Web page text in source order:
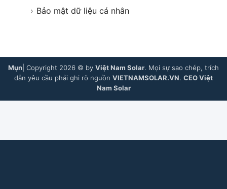
› Bảo mật dữ liệu cá nhân
Mụn | Copyright 2026 © by Việt Nam Solar. Mọi sự sao chép, trích
dẫn yêu cầu phải ghi rõ nguồn VIETNAMSOLAR.VN. CEO Việt
Nam Solar